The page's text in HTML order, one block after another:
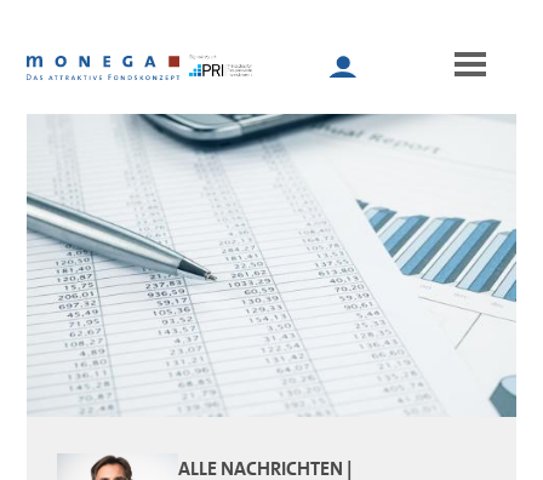
Main
navigation
ALLE NACHRICHTEN |